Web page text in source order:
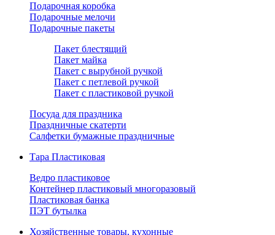
Подарочная коробка
Подарочные мелочи
Подарочные пакеты
Пакет блестящий
Пакет майка
Пакет с вырубной ручкой
Пакет с петлевой ручкой
Пакет с пластиковой ручкой
Посуда для праздника
Праздничные скатерти
Салфетки бумажные праздничные
Тара Пластиковая
Ведро пластиковое
Контейнер пластиковый многоразовый
Пластиковая банка
ПЭТ бутылка
Хозяйственные товары, кухонные